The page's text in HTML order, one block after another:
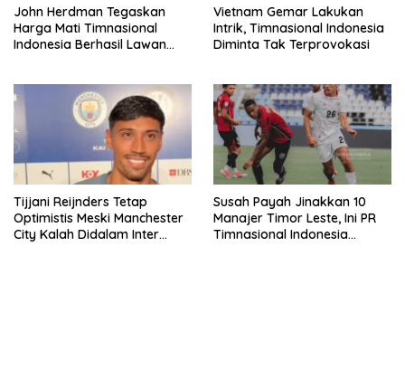
John Herdman Tegaskan
Harga Mati Timnasional
Indonesia Berhasil Lawan
Vietnam Gemar Lakukan
Intrik, Timnasional Indonesia
Diminta Tak Terprovokasi
Tijjani Reijnders Tetap
Optimistis Meski Manchester
City Kalah Didalam Inter
Susah Payah Jinakkan 10
Manajer Timor Leste, Ini PR
Timnasional Indonesia